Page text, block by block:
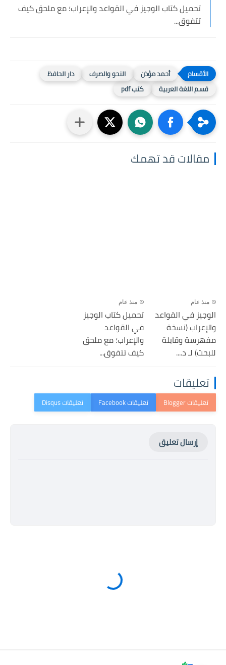
تحميل كتاب الوجيز في القواعد والإعراب؛ مع ملحق كيف
تتفوق...
أحمد مؤذن النحو والصرف
دار الحافظ
قسم اللغة العربية
كتب pdf
مقالات قد تهمك
منذ عام
الوجيز في القواعد
والإعراب (نسخة
مفهرسة وقابلة
للبحث) لـ د....
منذ عام
تحميل كتاب الوجيز
في القواعد
والإعراب؛ مع ملحق
كيف تتفوق...
تعليقات
إرسال تعليق